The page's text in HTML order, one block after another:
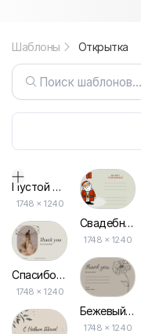
Шаблоны Открытка
Пустой дизайн-макет
1748 × 1240
Спасибо за Покупку Эстетической Открытки
1748 × 1240
Свадебное Рождество Санта Современная Зеленая Открытка
1748 × 1240
Бежевый Эстетический Цветок Открытка Спасибо Заказу
1748 × 1240